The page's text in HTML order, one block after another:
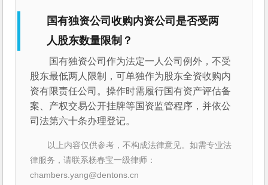
国有独资公司收购内资公司是否受两
人股东数量限制？
国有独资公司作为法定一人公司例外，不受
股东最低两人限制，可单独作为股东全资收购内
资有限责任公司。操作时需履行国有资产评估备
案、产权交易公开挂牌等国资监管程序，并依公
司法第六十条办理登记。
以上内容仅供参考，不构成法律意见。如需专业法
律服务，请联系杨春宝一级律师：
chambers.yang@dentons.cn